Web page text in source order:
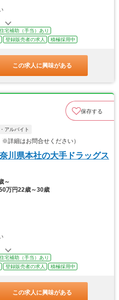
住宅補助（手当）あり
登録販売者の求人 積極採用中
この求人に興味がある
保存する
アルバイト
詳細はお問合せください）
川県本社の大手ドラッグス
～
万円22歳～30歳
住宅補助（手当）あり
登録販売者の求人 積極採用中
この求人に興味がある